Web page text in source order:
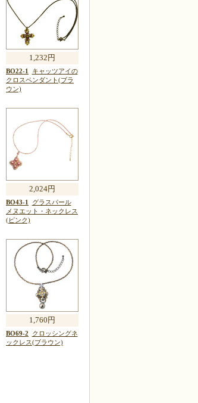
1,232円
BO22-1
キャッツアイの
クロスペンダント(ブラ
ウン)
2,024円
BO43-1
グラスパール
メヌエット・ネックレス
(ピンク)
1,760円
BO69-2
クロッシングネ
ックレス(ブラウン)